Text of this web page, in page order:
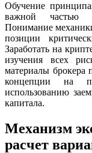
Обучение
важной частью
Понимание
позиции
Заработать на
изучения всех
материалы брокера
концепции на
использованию
капитала.
Механизм
расчет